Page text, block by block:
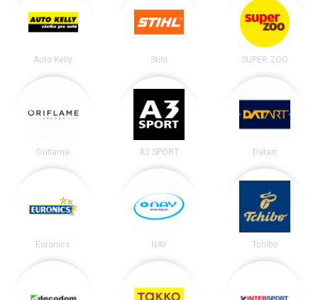
Auto Kelly Stihl SUPER ZOO
Oriflame A3 SPORT Datart
Euronics NAY Tchibo